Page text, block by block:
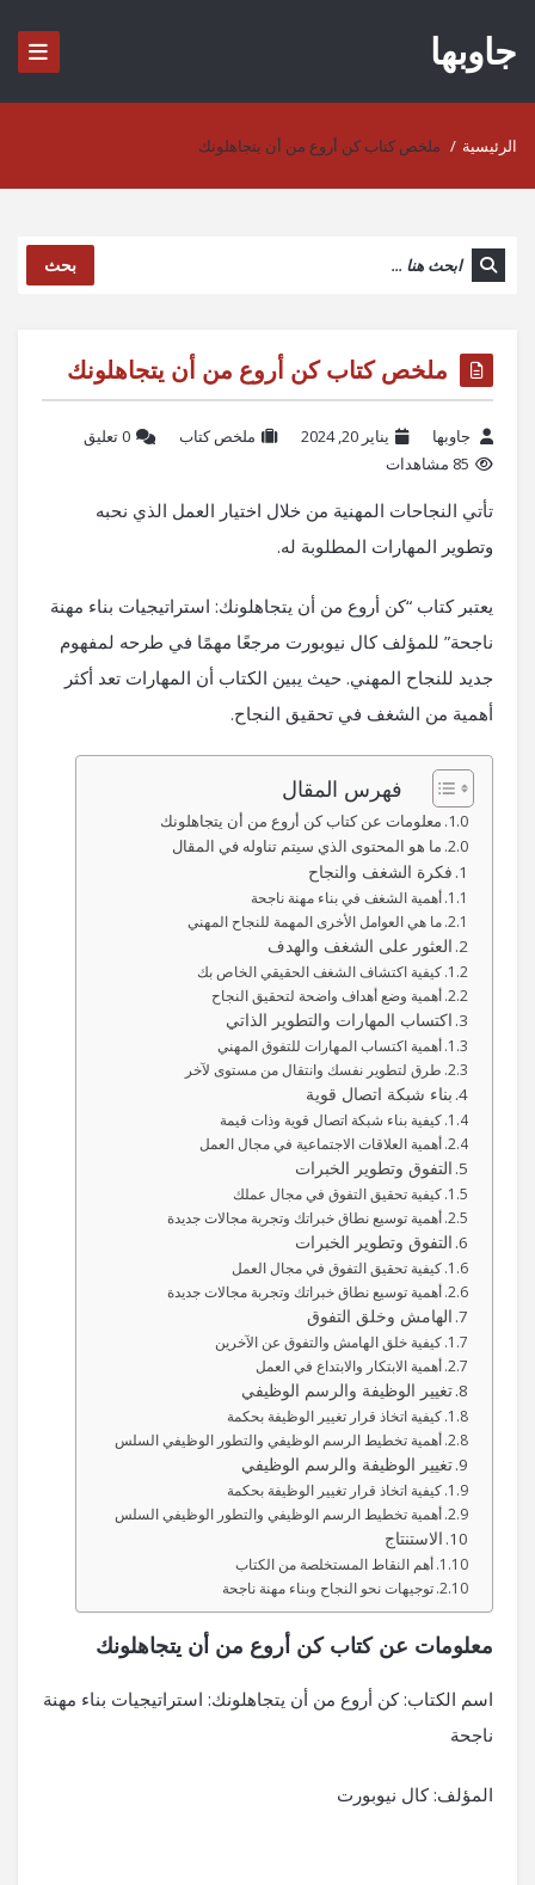
جاوبها
الرئيسية / ملخص كتاب كن أروع من أن يتجاهلونك
بحث
ملخص كتاب كن أروع من أن يتجاهلونك
جاوبها يناير 20, 2024 ملخص كتاب
‫0 تعليق
85 مشاهدات
تأتي النجاحات المهنية من خلال اختيار العمل الذي نحبه
وتطوير المهارات المطلوبة له.
يعتبر كتاب “كن أروع من أن يتجاهلونك: استراتيجيات بناء مهنة
ناجحة” للمؤلف كال نيوبورت مرجعًا مهمًا في طرحه لمفهوم
جديد للنجاح المهني. حيث يبين الكتاب أن المهارات تعد أكثر
أهمية من الشغف في تحقيق النجاح.
فهرس المقال
معلومات عن كتاب كن أروع من أن يتجاهلونك
ما هو المحتوى الذي سيتم تناوله في المقال
فكرة الشغف والنجاح
أهمية الشغف في بناء مهنة ناجحة
ما هي العوامل الأخرى المهمة للنجاح المهني
العثور على الشغف والهدف
كيفية اكتشاف الشغف الحقيقي الخاص بك
أهمية وضع أهداف واضحة لتحقيق النجاح
اكتساب المهارات والتطوير الذاتي
أهمية اكتساب المهارات للتفوق المهني
طرق لتطوير نفسك وانتقال من مستوى لآخر
بناء شبكة اتصال قوية
كيفية بناء شبكة اتصال قوية وذات قيمة
أهمية العلاقات الاجتماعية في مجال العمل
التفوق وتطوير الخبرات
كيفية تحقيق التفوق في مجال عملك
أهمية توسيع نطاق خبراتك وتجربة مجالات جديدة
التفوق وتطوير الخبرات
كيفية تحقيق التفوق في مجال العمل
أهمية توسيع نطاق خبراتك وتجربة مجالات جديدة
الهامش وخلق التفوق
كيفية خلق الهامش والتفوق عن الآخرين
أهمية الابتكار والابتداع في العمل
تغيير الوظيفة والرسم الوظيفي
كيفية اتخاذ قرار تغيير الوظيفة بحكمة
أهمية تخطيط الرسم الوظيفي والتطور الوظيفي السلس
تغيير الوظيفة والرسم الوظيفي
كيفية اتخاذ قرار تغيير الوظيفة بحكمة
أهمية تخطيط الرسم الوظيفي والتطور الوظيفي السلس
الاستنتاج
أهم النقاط المستخلصة من الكتاب
توجيهات نحو النجاح وبناء مهنة ناجحة
معلومات عن كتاب كن أروع من أن يتجاهلونك
اسم الكتاب: كن أروع من أن يتجاهلونك: استراتيجيات بناء مهنة
ناجحة
المؤلف: كال نيوبورت